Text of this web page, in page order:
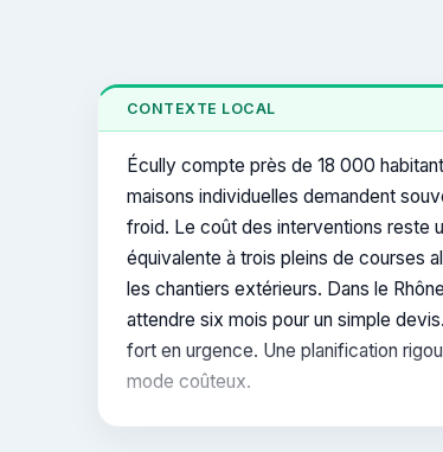
CONTEXTE LOCAL
Écully compte près de 18 000
maisons individuelles demandent
froid. Le coût des interventions reste
équivalente à trois pleins de courses
les chantiers extérieurs. Dans le
attendre six mois pour un simple
fort en urgence. Une planification
mode coûteux.